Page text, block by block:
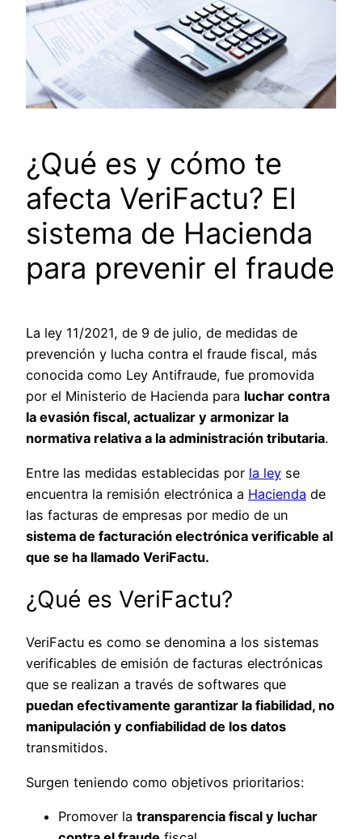
¿Qué es y cómo te
afecta VeriFactu? El
sistema de Hacienda
para prevenir el fraude
La ley 11/2021, de 9 de julio, de medidas de
prevención y lucha contra el fraude fiscal, más
conocida como Ley Antifraude, fue promovida
por el Ministerio de Hacienda para luchar contra
la evasión fiscal, actualizar y armonizar la
normativa relativa a la administración tributaria.
Entre las medidas establecidas por la ley se
encuentra la remisión electrónica a Hacienda de
las facturas de empresas por medio de un
sistema de facturación electrónica verificable al
que se ha llamado VeriFactu.
¿Qué es VeriFactu?
VeriFactu es como se denomina a los sistemas
verificables de emisión de facturas electrónicas
que se realizan a través de softwares que
puedan efectivamente garantizar la fiabilidad, no
manipulación y confiabilidad de los datos
transmitidos.
Surgen teniendo como objetivos prioritarios:
Promover la transparencia fiscal y luchar